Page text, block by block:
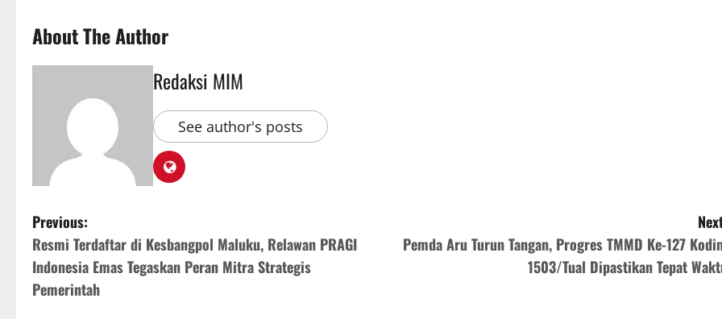
About The Author
Redaksi MIM
See author's posts
Previous:
Resmi Terdaftar di Kesbangpol Maluku, Relawan PRAGI
Indonesia Emas Tegaskan Peran Mitra Strategis
Pemerintah
Pemda Aru Turun Tangan, Progres TMMD Ke-127
1503/Tual Dipastikan Tepat